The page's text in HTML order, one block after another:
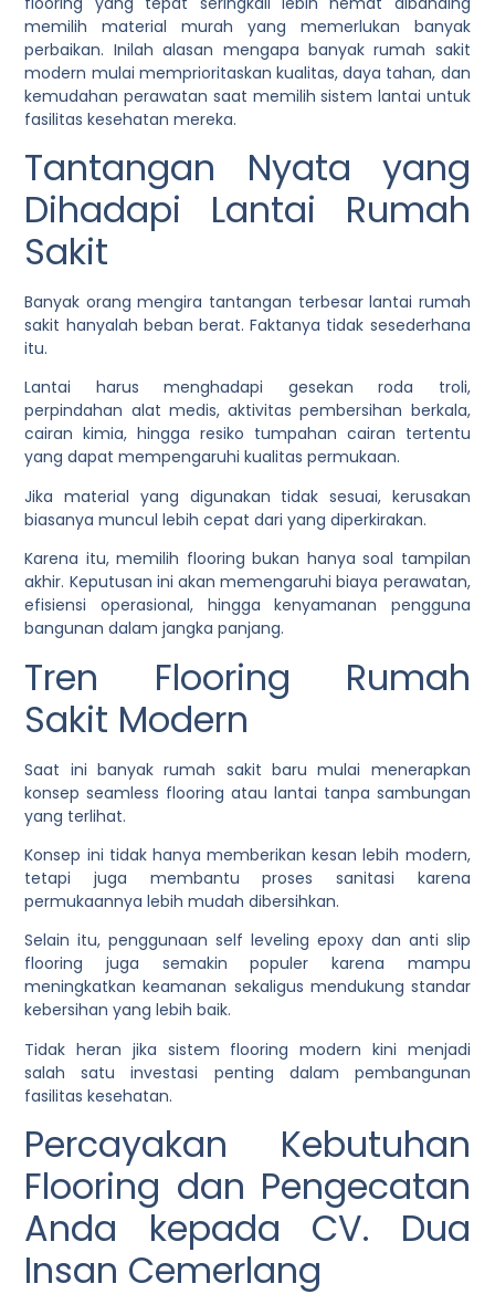
memilih material murah yang memerlukan banyak
perbaikan. Inilah alasan mengapa banyak rumah sakit
modern mulai memprioritaskan kualitas, daya tahan, dan
kemudahan perawatan saat memilih sistem lantai untuk
fasilitas kesehatan mereka.
Tantangan Nyata yang
Dihadapi Lantai Rumah
Sakit
Banyak orang mengira tantangan terbesar lantai rumah
sakit hanyalah beban berat. Faktanya tidak sesederhana
itu.
Lantai harus menghadapi gesekan roda troli,
perpindahan alat medis, aktivitas pembersihan berkala,
cairan kimia, hingga resiko tumpahan cairan tertentu
yang dapat mempengaruhi kualitas permukaan.
Jika material yang digunakan tidak sesuai, kerusakan
biasanya muncul lebih cepat dari yang diperkirakan.
Karena itu, memilih flooring bukan hanya soal tampilan
akhir. Keputusan ini akan memengaruhi biaya perawatan,
efisiensi operasional, hingga kenyamanan pengguna
bangunan dalam jangka panjang.
Tren Flooring Rumah
Sakit Modern
Saat ini banyak rumah sakit baru mulai menerapkan
konsep seamless flooring atau lantai tanpa sambungan
yang terlihat.
Konsep ini tidak hanya memberikan kesan lebih modern,
tetapi juga membantu proses sanitasi karena
permukaannya lebih mudah dibersihkan.
Selain itu, penggunaan self leveling epoxy dan anti slip
flooring juga semakin populer karena mampu
meningkatkan keamanan sekaligus mendukung standar
kebersihan yang lebih baik.
Tidak heran jika sistem flooring modern kini menjadi
salah satu investasi penting dalam pembangunan
fasilitas kesehatan.
Percayakan Kebutuhan
Flooring dan Pengecatan
Anda kepada CV. Dua
Insan Cemerlang